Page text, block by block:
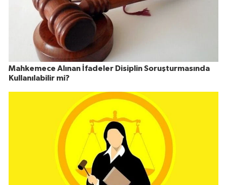
Mahkemece Alınan İfadeler Disiplin Soruşturmasında
Kullanılabilir mi?